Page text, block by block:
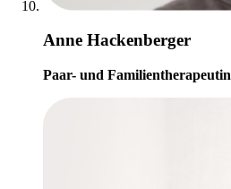
Anne Hackenberger
Paar- und Familientherapeutin